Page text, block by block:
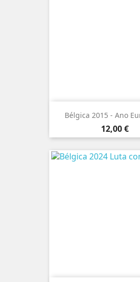
Bélgica 2015 - Ano
Preço
12,00 €